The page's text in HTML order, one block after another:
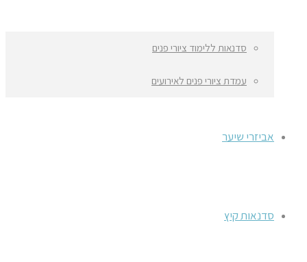
סדנאות ללימוד ציורי פנים
עמדת ציורי פנים לאירועים
אביזרי שיער
סדנאות קיץ